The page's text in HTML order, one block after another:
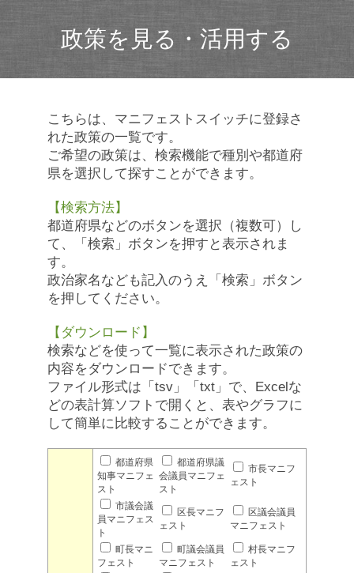
政策を見る・活用する
こちらは、マニフェストスイッチに登録さ
れた政策の一覧です。
ご希望の政策は、検索機能で種別や都道府
県を選択して探すことができます。
【検索方法】
都道府県などのボタンを選択（複数可）し
て、「検索」ボタンを押すと表示されま
す。
政治家名なども記入のうえ「検索」ボタン
を押してください。
【ダウンロード】
検索などを使って一覧に表示された政策の
内容をダウンロードできます。
ファイル形式は「tsv」「txt」で、Excelな
どの表計算ソフトで開くと、表やグラフに
して簡単に比較することができます。
都道府県
知事マニフェ
スト
都道府県議
会議員マニフェ
スト
市長マニフ
ェスト
市議会議
員マニフェス
ト
区長マニフ
ェスト
区議会議員
マニフェスト
町長マニ
フェスト
町議会議員
マニフェスト
村長マニフ
ェスト